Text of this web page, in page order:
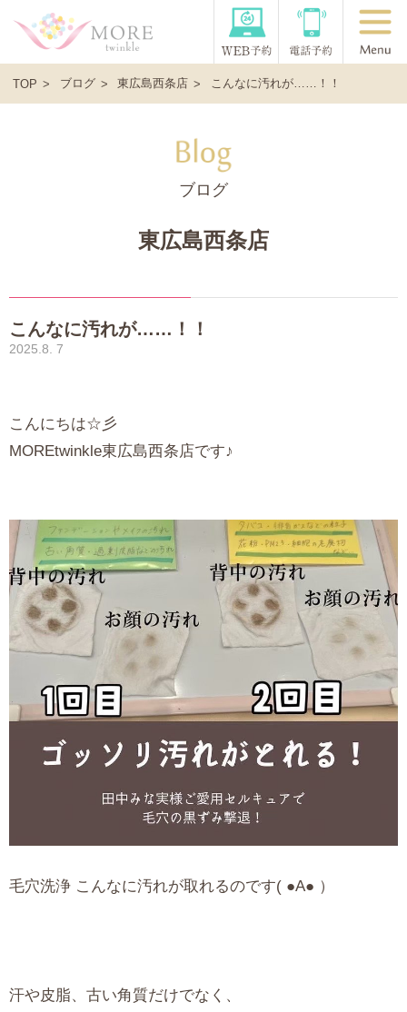
TOP ブログ 東広島西条店 こんなに汚れが……！！
ブログ
東広島西条店
こんなに汚れが……！！
2025.8. 7
こんにちは☆彡
MOREtwinkle東広島西条店です♪
毛穴洗浄 こんなに汚れが取れるのです( ●A● ）
汗や皮脂、古い角質だけでなく、